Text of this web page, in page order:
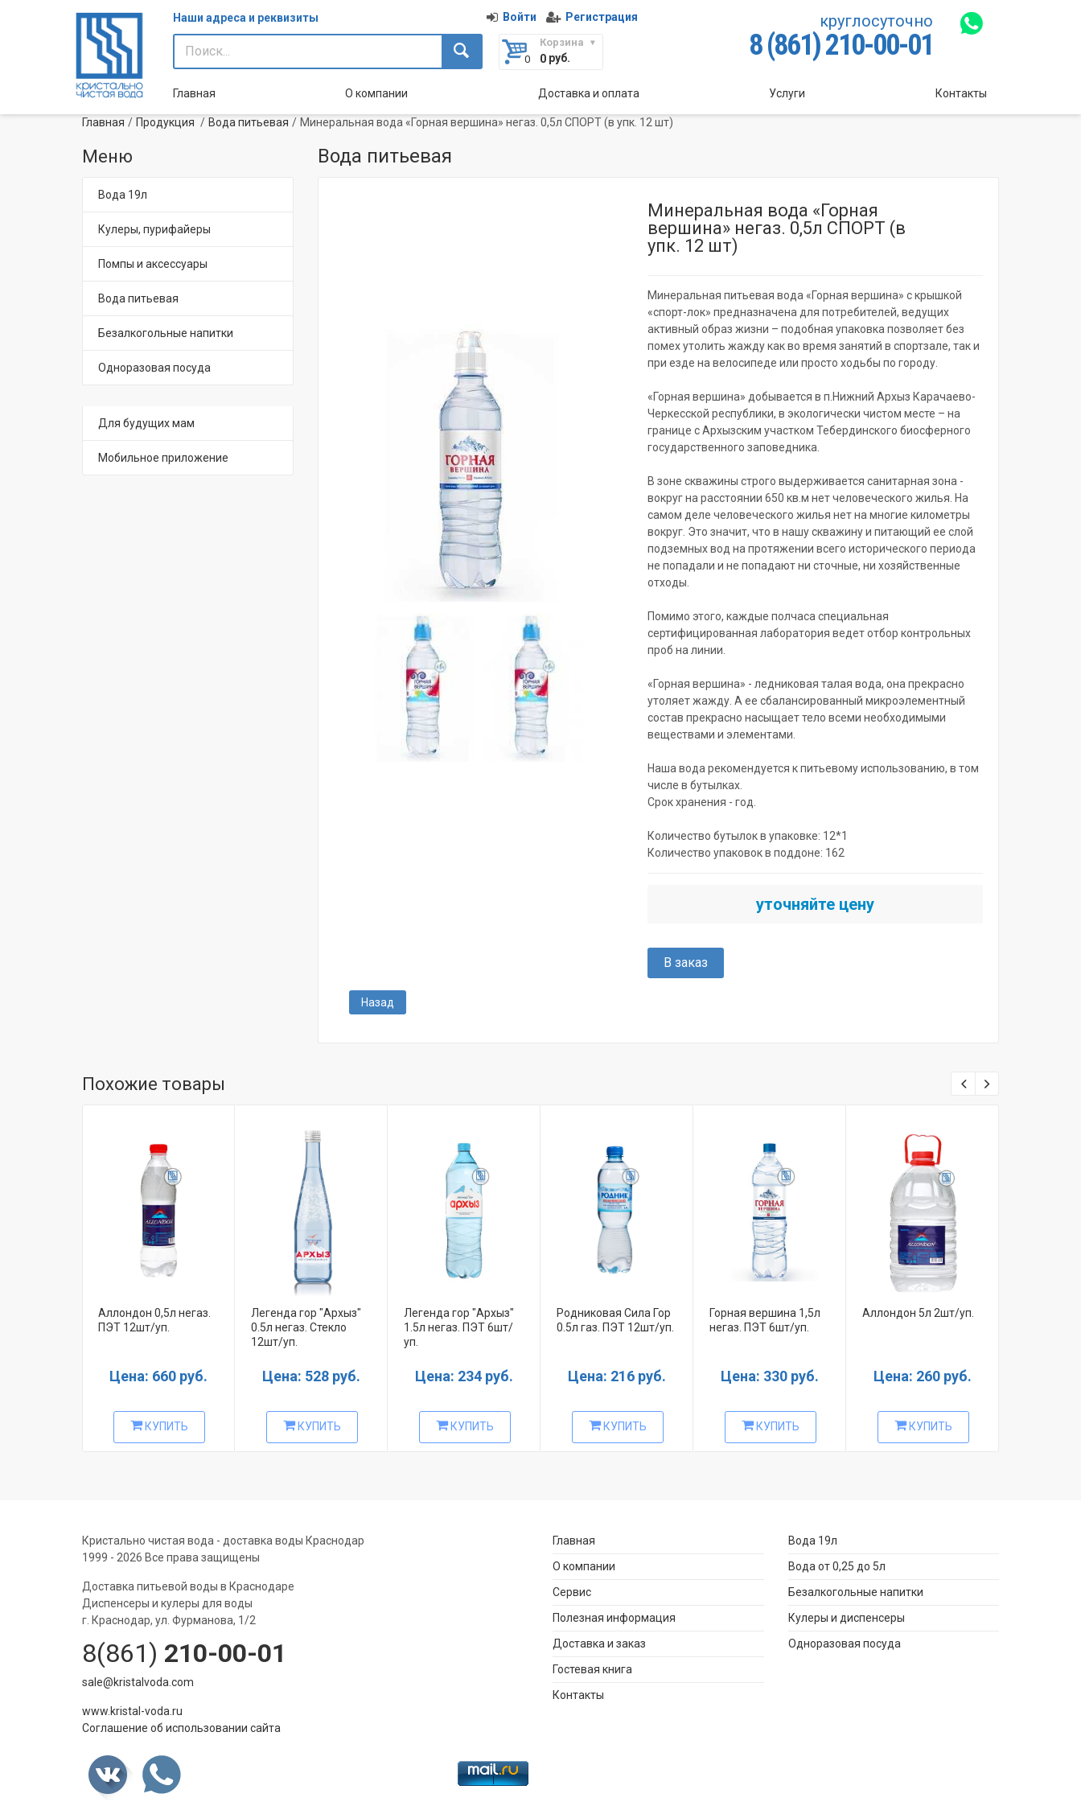
Войти Регистрация
Наши адреса и реквизиты
Корзина
0руб.
круглосуточно
8 (861) 210-00-01
Главная О компании Доставка и оплата Услуги Контакты
Главная Продукция Вода питьевая Минеральная вода «Горная вершина» негаз. 0,5л СПОРТ (в упк. 12 шт)
Меню
Вода 19л
Кулеры, пурифайеры
Помпы и аксессуары
Вода питьевая
Безалкогольные напитки
Одноразовая посуда
Для будущих мам
Мобильное приложение
Вода питьевая
Минеральная вода «Горная
вершина» негаз. 0,5л СПОРТ (в
упк. 12 шт)
Минеральная питьевая вода «Горная вершина» с крышкой
«спорт-лок» предназначена для потребителей, ведущих
активный образ жизни – подобная упаковка позволяет без
помех утолить жажду как во время занятий в спортзале, так и
при езде на велосипеде или просто ходьбы по городу.
«Горная вершина» добывается в п.Нижний Архыз Карачаево-
Черкесской республики, в экологически чистом месте – на
границе с Архызским участком Тебердинского биосферного
государственного заповедника.
В зоне скважины строго выдерживается санитарная зона -
вокруг на расстоянии 650 кв.м нет человеческого жилья. На
самом деле человеческого жилья нет на многие километры
вокруг. Это значит, что в нашу скважину и питающий ее слой
подземных вод на протяжении всего исторического периода
не попадали и не попадают ни сточные, ни хозяйственные
отходы.
Помимо этого, каждые полчаса специальная
сертифицированная лаборатория ведет отбор контрольных
проб на линии.
«Горная вершина» - ледниковая талая вода, она прекрасно
утоляет жажду. А ее сбалансированный микроэлементный
состав прекрасно насыщает тело всеми необходимыми
веществами и элементами.
Наша вода рекомендуется к питьевому использованию, в том
числе в бутылках.
Срок хранения - год.
Количество бутылок в упаковке: 12*1
Количество упаковок в поддоне: 162
уточняйте цену
В заказ
Назад
Похожие товары
Аллондон 0,5л негаз.
ПЭТ 12шт/уп.
Цена: 660 руб.
КУПИТЬ
Легенда гор "Архыз"
0.5л негаз. Стекло
12шт/уп.
Цена: 528 руб.
КУПИТЬ
Легенда гор "Архыз"
1.5л негаз. ПЭТ 6шт/
уп.
Цена: 234 руб.
КУПИТЬ
Родниковая Сила Гор
0.5л газ. ПЭТ 12шт/уп.
Цена: 216 руб.
КУПИТЬ
Горная вершина 1,5л
негаз. ПЭТ 6шт/уп.
Цена: 330 руб.
КУПИТЬ
Аллондон 5л 2шт/уп.
Цена: 260 руб.
КУПИТЬ
Кристально чистая вода - доставка воды Краснодар
1999 - 2026 Все права защищены
Доставка питьевой воды в Краснодаре
Диспенсеры и кулеры для воды
г. Краснодар, ул. Фурманова, 1/2
8(861) 210-00-01
sale@kristalvoda.com
www.kristal-voda.ru
Соглашение об использовании сайта
Главная
О компании
Сервис
Полезная информация
Доставка и заказ
Гостевая книга
Контакты
Вода 19л
Вода от 0,25 до 5л
Безалкогольные напитки
Кулеры и диспенсеры
Одноразовая посуда